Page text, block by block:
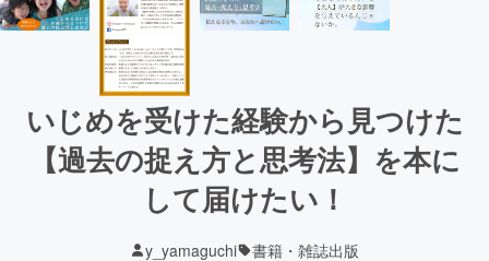
いじめを受けた経験から見つけた
【過去の捉え方と思考法】を本に
して届けたい！
y_yamaguchi 書籍・雑誌出版